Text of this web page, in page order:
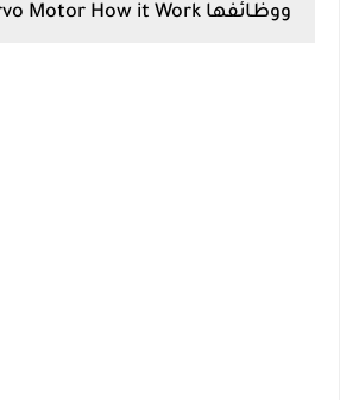
ووظائفها Servo Motor How it Work.